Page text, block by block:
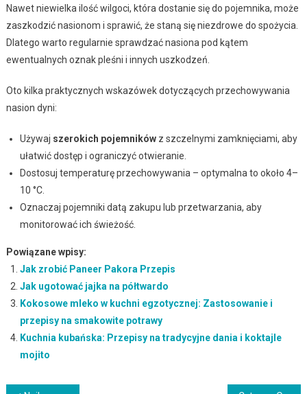
Nawet niewielka ilość wilgoci, która dostanie się do pojemnika, może
zaszkodzić nasionom i sprawić, że staną się niezdrowe do spożycia.
Dlatego warto regularnie sprawdzać nasiona pod kątem
ewentualnych oznak pleśni i innych uszkodzeń.
Oto kilka praktycznych wskazówek dotyczących przechowywania
nasion dyni:
Używaj szerokich pojemnikówz szczelnymi zamknięciami, aby
ułatwić dostęp i ograniczyć otwieranie.
Dostosuj temperaturę przechowywania – optymalna to około 4–
10 °C.
Oznaczaj pojemniki datą zakupu lub przetwarzania, aby
monitorować ich świeżość.
Powiązane wpisy:
Jak zrobić Paneer Pakora Przepis
Jak ugotować jajka na półtwardo
Kokosowe mleko w kuchni egzotycznej: Zastosowanie i
przepisy na smakowite potrawy
Kuchnia kubańska: Przepisy na tradycyjne dania i koktajle
mojito